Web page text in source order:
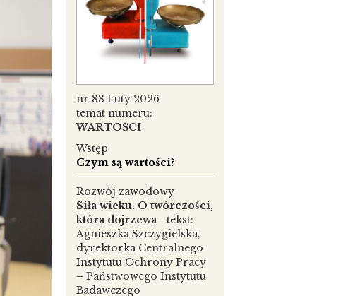
nr 88 Luty 2026
temat numeru:
WARTOŚCI
Wstęp
Czym są wartości?
Rozwój zawodowy
Siła wieku. O twórczości,
która dojrzewa - tekst:
Agnieszka Szczygielska,
dyrektorka Centralnego
Instytutu Ochrony Pracy
– Państwowego Instytutu
Badawczego